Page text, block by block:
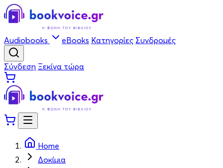
Audiobooks eBooks Κατηγορίες Συνδρομές
Σύνδεση Ξεκίνα τώρα
Home
Δοκίμια